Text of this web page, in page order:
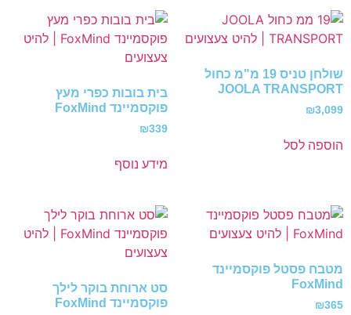
שולחן טניס 19 מ"מ כחול
JOOLA TRANSPORT
₪3,099
הוספה לסל
בית בובות כפרי מעץ
פוקסמיינד FoxMind
₪339
מידע נוסף
מטבח פסטל פוקסמיינד
FoxMind
₪365
סט ארוחת בוקר לילך
פוקסמיינד FoxMind